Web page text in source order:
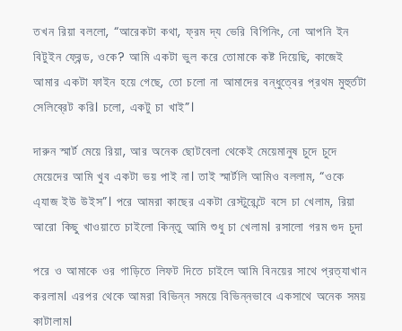
তখন রিয়া বললো, “আরেকটা কথা, ফ্রম দ্য ভেরি বিগিনিং, নো আপনি ইন
বিটুইন ফ্রেন্ড, ওকে? আমি একটা ভুল করে তোমাকে কষ্ট দিয়েছি, কাজেই
আমার একটা ফাইন হয়ে গেছে, তো চলো না আমাদের বন্ধুত্বের প্রথম মুহুর্তটা
সেলিব্রেট করি। চলো, একটু চা খাই”।
দারুন স্মার্ট মেয়ে রিয়া, আর অনেক ছোটবেলা থেকেই মেয়েমানুষ চুদে চুদে
মেয়েদের আমি খুব একটা ভয় পাই না। তাই স্মার্টলি আমিও বললাম, “ওকে
এ্যাজ ইউ উইস”। পরে আমরা কাছের একটা রেস্টুরেন্টে বসে চা খেলাম, রিয়া
আরো কিছু খাওয়াতে চাইলো কিন্তু আমি শুধু চা খেলাম। রসালো গরম গুদ চুদা
পরে ও আমাকে ওর গাড়িতে লিফট দিতে চাইলে আমি বিনয়ের সাথে প্রত্যাখান
করলাম। এরপর থেকে আমরা বিভিন্ন সময়ে বিভিন্নভাবে একসাথে অনেক সময়
কাটালাম।